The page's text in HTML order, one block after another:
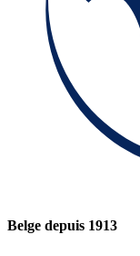
Belge depuis 1913